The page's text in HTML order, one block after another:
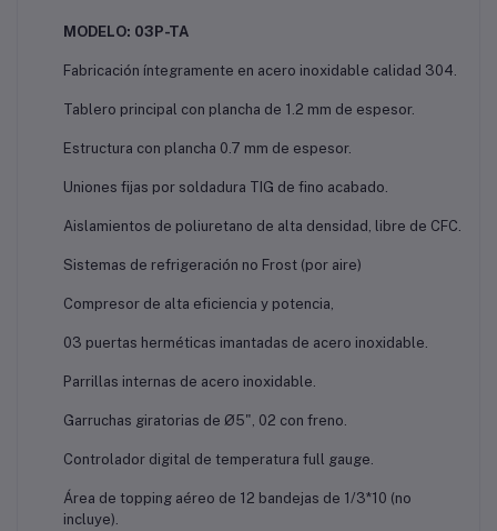
MODELO: 03P-TA
Fabricación íntegramente en acero inoxidable calidad 304.
Tablero principal con plancha de 1.2 mm de espesor.
Estructura con plancha 0.7 mm de espesor.
Uniones fijas por soldadura TIG de fino acabado.
Aislamientos de poliuretano de alta densidad, libre de CFC.
Sistemas de refrigeración no Frost (por aire)
Compresor de alta eficiencia y potencia,
03 puertas herméticas imantadas de acero inoxidable.
Parrillas internas de acero inoxidable.
Garruchas giratorias de Ø5", 02 con freno.
Controlador digital de temperatura full gauge.
Área de topping aéreo de 12 bandejas de 1/3*10 (no
incluye).